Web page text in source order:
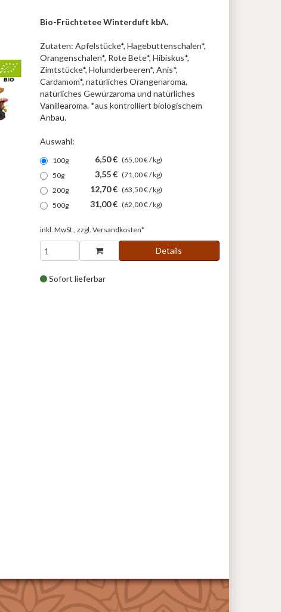
Bio-Früchtetee Winterduft kbA.
Zutaten: Apfelstücke*, Hagebuttenschalen*,
Orangenschalen*, Rote Bete*, Hibiskus*,
Zimtstücke*, Holunderbeeren*, Anis*,
Cardamom*, natürliches Orangenaroma,
natürliches Gewürzaroma und natürliches
Vanillearoma. *aus kontrolliert biologischem
Anbau.
Auswahl:
100g 6,50 € (65,00 € / kg)
50g
3,55 € (71,00 € / kg)
200g
12,70 € (63,50 € / kg)
500g
31,00 € (62,00 € / kg)
inkl. MwSt., zzgl. Versandkosten*
Details
Sofort lieferbar